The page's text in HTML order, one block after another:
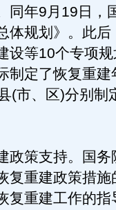
同年9月19日，
体规划》。此
设等10个专项
制定了恢复重建
(市、区)分别制
支持。国务
复重建政策措
复重建工作的